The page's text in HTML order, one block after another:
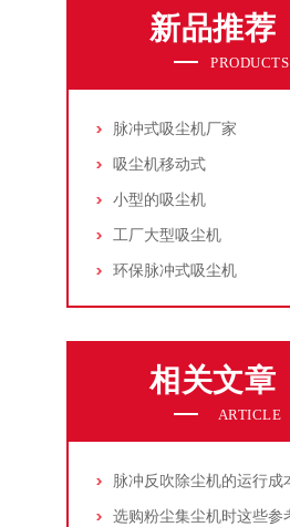
新品推荐
PRODUCTS
脉冲式吸尘机厂家
吸尘机移动式
小型的吸尘机
工厂大型吸尘机
环保脉冲式吸尘机
相关文章
ARTICLE